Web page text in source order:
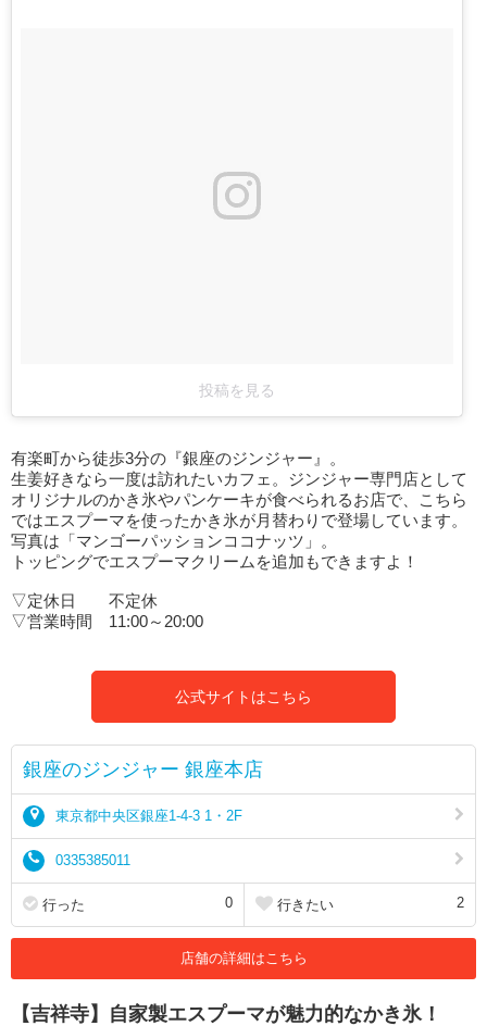
投稿を見る
有楽町から徒歩3分の『銀座のジンジャー』。
生姜好きなら一度は訪れたいカフェ。ジンジャー専門店として
オリジナルのかき氷やパンケーキが食べられるお店で、こちら
ではエスプーマを使ったかき氷が月替わりで登場しています。
写真は「マンゴーパッションココナッツ」。
トッピングでエスプーマクリームを追加もできますよ！
▽定休日 不定休
▽営業時間 11:00～20:00
公式サイトはこちら
銀座のジンジャー 銀座本店
東京都中央区銀座1-4-3 1・2F
0335385011
行った 0 行きたい 2
店舗の詳細はこちら
【吉祥寺】自家製エスプーマが魅力的なかき氷！